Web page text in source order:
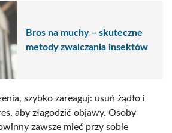
Bros na muchy – skuteczne
metody zwalczania insektów
szybko zareaguj: usuń żądło i
aby złagodzić objawy. Osoby
zawsze mieć przy sobie